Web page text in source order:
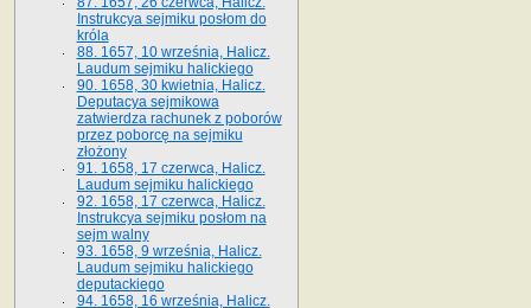
Instrukcya sejmiku posłom do
króla
88. 1657, 10 września, Halicz.
Laudum sejmiku halickiego
90. 1658, 30 kwietnia, Halicz.
Deputacya sejmikowa
zatwierdza rachunek z poborów
przez poborcę na sejmiku
złożony
91. 1658, 17 czerwca, Halicz.
Laudum sejmiku halickiego
92. 1658, 17 czerwca, Halicz.
Instrukcya sejmiku posłom na
sejm walny
93. 1658, 9 września, Halicz.
Laudum sejmiku halickiego
deputackiego
94. 1658, 16 września, Halicz.